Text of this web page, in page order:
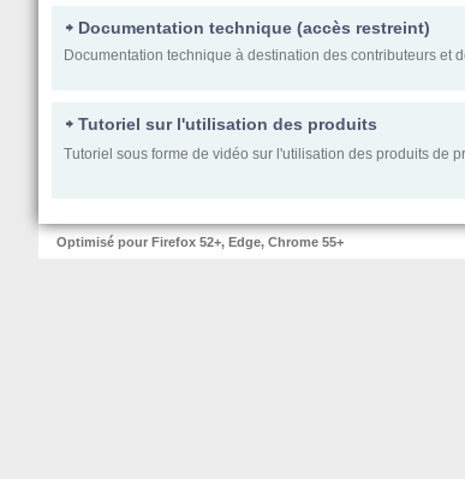
Documentation technique (accès restreint)
Documentation technique à destination des contributeurs et
Tutoriel sur l'utilisation des produits
Tutoriel sous forme de vidéo sur l'utilisation des produits de
Optimisé pour Firefox 52+, Edge, Chrome 55+